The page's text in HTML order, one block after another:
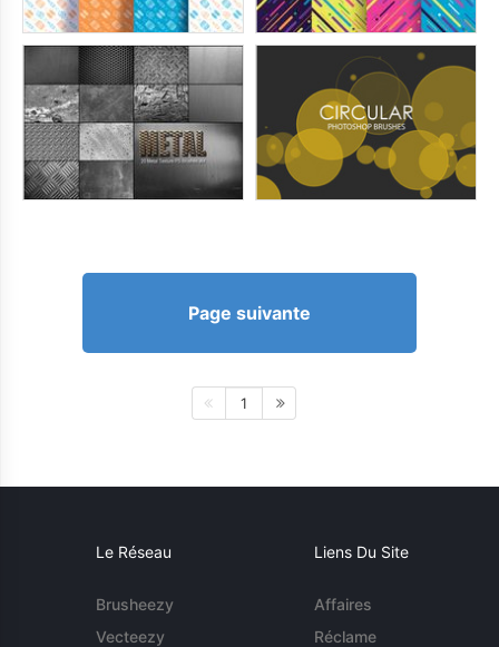
Page suivante
1
Le Réseau
Brusheezy
Vecteezy
Liens Du Site
Affaires
Réclame